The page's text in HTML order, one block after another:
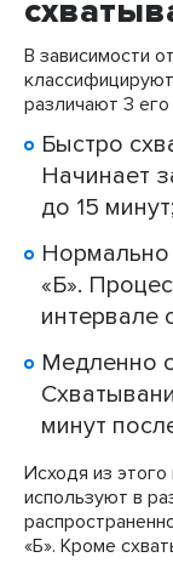
В зависимости
различают 3
Быстро
Начинает
до 15
«Б».
интервале
Медленно
минут
Исходя из этого
используют в
«Б». Кроме